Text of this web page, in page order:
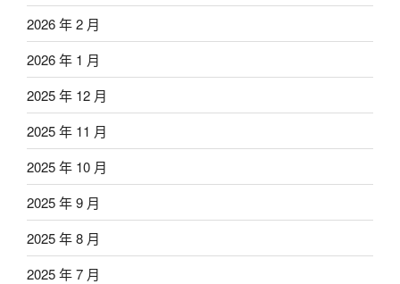
2026 年 2 月
2026 年 1 月
2025 年 12 月
2025 年 11 月
2025 年 10 月
2025 年 9 月
2025 年 8 月
2025 年 7 月